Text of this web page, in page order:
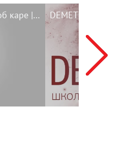
DEMETRIUS | Идеальный боб | боб каре | bob haircut | стрижка каре | long bob